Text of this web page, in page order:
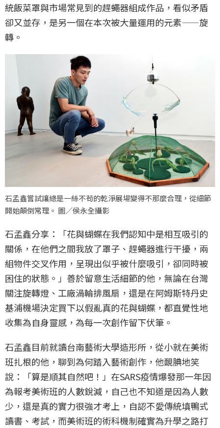
統飯菜罩與市場常見到的趕蠅器組成作品，看似矛盾
卻又並存，是另一個在本次被大量運用的元素——旋
轉。
石孟鑫嘗試讓總是一絲不苟的乾淨展場變得不那麼合理，從細節
開始顛倒常理。 圖／侯永全攝影
石孟鑫分享：「花與蝴蝶在我們認知中是相互吸引的
關係，在他們之間我放了罩子、趕蠅器進行干擾，兩
組物件交叉作用，呈現出似乎被什麼吸引，卻同時被
困住的狀態。」善於留意生活細節的他，無論在台灣
關注旋轉燈、工廠渦輪排風扇，還是在阿姆斯特丹史
基浦機場決定買下以假亂真的花與蝴蝶，都直覺性地
收集為自身靈感，為每一次創作留下伏筆。
石孟鑫目前就讀台南藝術大學造形所，從小就在美術
班扎根的他，聊到為何踏入藝術創作，他靦腆地笑
說：「算是順其自然吧！」在SARS疫情爆發那一年因
為報考美術班的人數銳減，自己也不知道是因為人數
少，還是真的實力很強才考上，自認不愛傳統填鴨式
讀書、考試，而美術班的術科機制確實為升學之路打